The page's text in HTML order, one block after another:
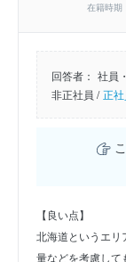
在籍時期
回答者： 社員
非正社員 / 正
【良い点】
北海道というエリ
量などを考慮して